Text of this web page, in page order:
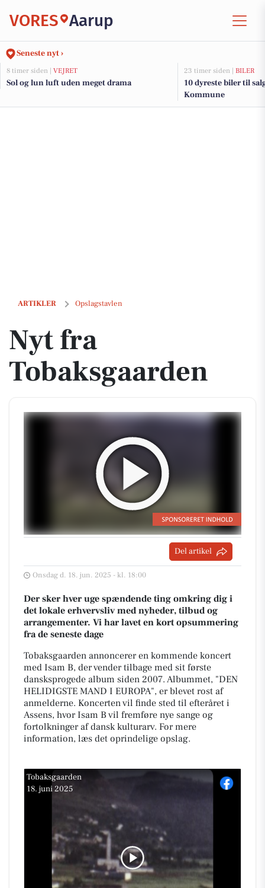
VORES Aarup
Seneste nyt ›
8 timer siden | VEJRET
Sol og lun luft uden meget drama
23 timer siden | BILER
10 dyreste biler til
Kommune
ARTIKLER Opslagstavlen
Nyt fra Tobaksgaarden
Nyt fra
Tobaksgaarden
Del artikel
Onsdag d. 18. jun. 2025 - kl. 18:00
Der sker hver uge spændende ting omkring dig i
det lokale erhvervsliv med nyheder, tilbud og
arrangementer. Vi har lavet en kort opsummering
fra de seneste dage
Tobaksgaarden annoncerer en kommende koncert
med Isam B, der vender tilbage med sit første
dansksprogede album siden 2007. Albummet, "DEN
HELIDIGSTE MAND I EUROPA", er blevet rost af
anmelderne. Koncerten vil finde sted til efteråret i
Assens, hvor Isam B vil fremføre nye sange og
fortolkninger af dansk kulturarv. For mere
information, læs det oprindelige opslag.
Tobaksgaarden
18. juni 2025